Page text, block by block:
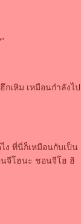
เหิม เหมือนกำลังไป
ง ที่นี่ก็เหมือนกับเป็น
นจีโฮนะ ชอนจีโฮ ฮิ